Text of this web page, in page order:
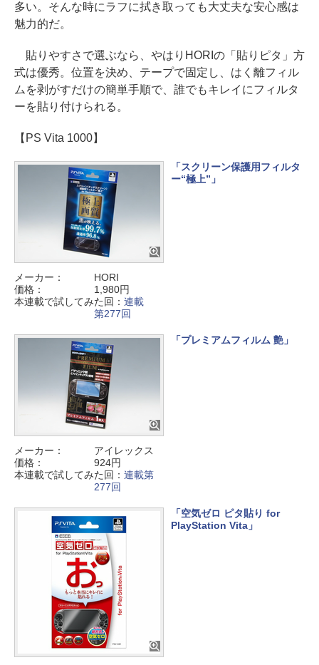
多い。そんな時にラフに拭き取っても大丈夫な安心感は
魅力的だ。
貼りやすさで選ぶなら、やはりHORIの「貼りピタ」方
式は優秀。位置を決め、テープで固定し、はく離フィル
ムを剥がすだけの簡単手順で、誰でもキレイにフィルタ
ーを貼り付けられる。
【PS Vita 1000】
「スクリーン保護用フィルタ
ー“極上”」
メーカー：
HORI
価格：
1,980円
本連載で試してみた回： 連載
第277回
「プレミアムフィルム 艶」
メーカー：
アイレックス
価格：
924円
本連載で試してみた回： 連載第
277回
「空気ゼロ ピタ貼り for
PlayStation Vita」